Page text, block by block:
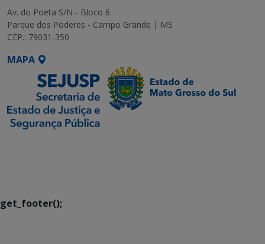
Av. do Poeta S/N - Bloco 6
Parque dos Poderes - Campo Grande | MS
CEP.: 79031-350
MAPA
get_footer();